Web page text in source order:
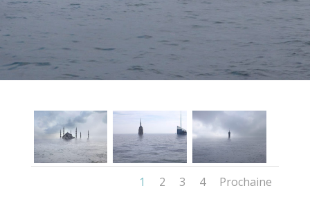
1 2 3 4 Prochaine